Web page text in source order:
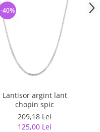
Lantisor argint lant
chopin spic
209,18 Lei
125,00 Lei
-40%